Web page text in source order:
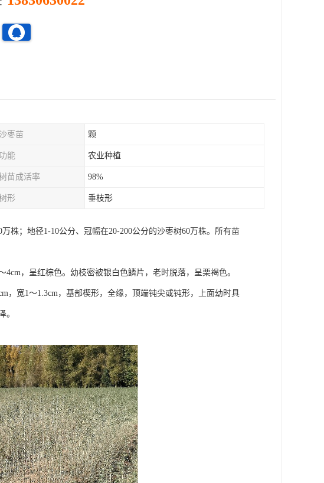
沙枣苗 颗
能 农业种植
苗成活率 98%
形 垂枝形
株；地径1-10公分、冠幅在20-200公分的沙枣树60万株。所有苗
，呈红棕色。幼枝密被银白色鳞片，老时脱落，呈栗褐色。
，宽1～1.3cm，基部楔形，全缘，顶端钝尖或钝形，上面幼时具
。